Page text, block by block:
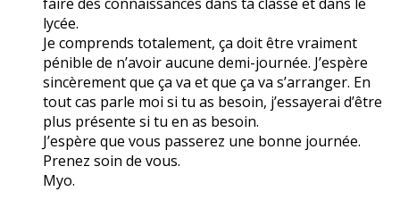
lycée.
Je comprends totalement, ça doit être vraiment
pénible de n’avoir aucune demi-journée. J’espère
sincèrement que ça va et que ça va s’arranger. En
tout cas parle moi si tu as besoin, j’essayerai d’être
plus présente si tu en as besoin.
J’espère que vous passerez une bonne journée.
Prenez soin de vous.
Myo.